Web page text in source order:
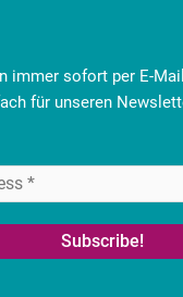
immer sofort per E-
für unseren